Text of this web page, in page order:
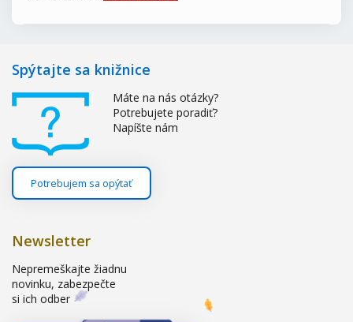
Spýtajte sa knižnice
Máte na nás otázky?
Potrebujete poradiť?
Napíšte nám
Potrebujem sa opýtať
Newsletter
Nepremeškajte žiadnu
novinku, zabezpečte
si ich odber